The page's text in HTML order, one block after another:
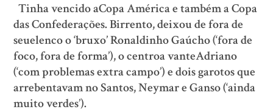
Tinha vencido aCopa América e também a Copa
das Confederações. Birrento, deixou de fora de
seuelenco o ‘bruxo’ Ronaldinho Gaúcho (‘fora de
foco, fora de forma’), o centroa vanteAdriano
(‘com problemas extra campo’) e dois garotos que
arrebentavam no Santos, Neymar e Ganso (‘ainda
muito verdes’).